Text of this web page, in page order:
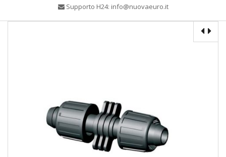
Supporto H24: info@nuovaeuro.it